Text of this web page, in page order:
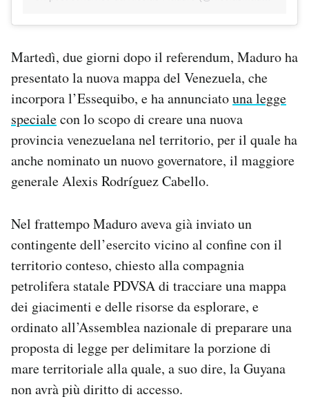
Martedì, due giorni dopo il referendum, Maduro ha
presentato la nuova mappa del Venezuela, che
incorpora l’Essequibo, e ha annunciatouna legge
specialecon lo scopo di creare una nuova
provincia venezuelana nel territorio, per il quale ha
anche nominato un nuovo governatore, il maggiore
generale Alexis Rodríguez Cabello.
Nel frattempo Maduro aveva già inviato un
contingente dell’esercito vicino al confine con il
territorio conteso, chiesto alla compagnia
petrolifera statale PDVSA di tracciare una mappa
dei giacimenti e delle risorse da esplorare, e
ordinato all’Assemblea nazionale di preparare una
proposta di legge per delimitare la porzione di
mare territoriale alla quale, a suo dire, la Guyana
non avrà più diritto di accesso.